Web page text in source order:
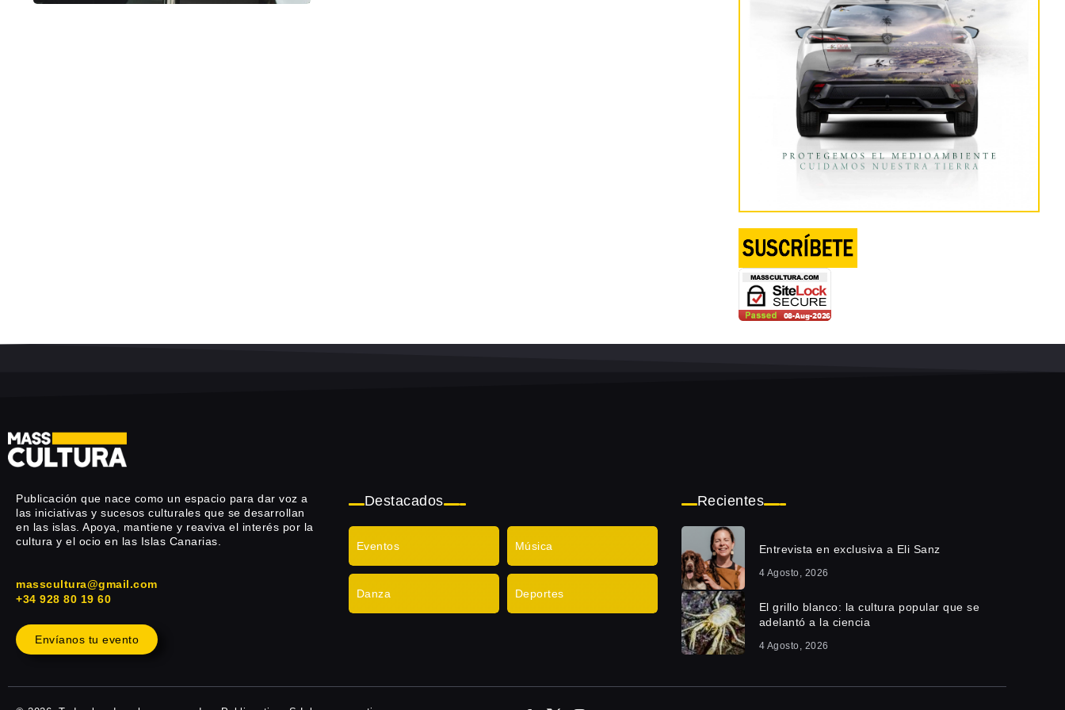
Publicación que nace como un espacio para dar voz a
las iniciativas y sucesos culturales que se desarrollan
en las islas. Apoya, mantiene y reaviva el interés por la
cultura y el ocio en las Islas Canarias.
masscultura@gmail.com
+34 928 80 19 60
Envíanos tu evento
Destacados
Eventos Música
Danza Deportes
Recientes
Entrevista en exclusiva a Eli Sanz
4 Agosto, 2026
El grillo blanco: la cultura popular que se
adelantó a la ciencia
4 Agosto, 2026